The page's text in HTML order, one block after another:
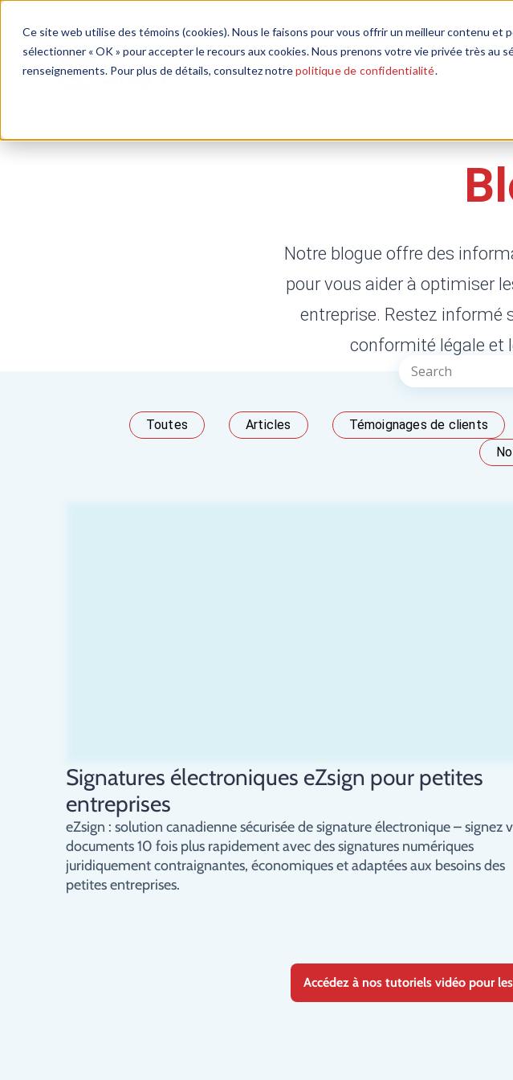
Ce site web utilise des témoins (cookies). Nous le faisons pour vous offrir un meilleur contenu et
sélectionner « OK » pour accepter le recours aux cookies. Nous prenons votre vie privée très au
renseignements. Pour plus de détails, consultez notrepolitique de confidentialité.
Solutions Pourquoi eZsign Centre de confiance
Notre blogue offre des
pour vous aider à optimiser
entreprise. Restez informé
conformité légale et
Toutes Articles Témoignages de clients
Signatures électroniques eZsign pour petites
entreprises
eZsign : solution canadienne sécurisée de signature électronique – signez
documents 10 fois plus rapidement avec des signatures numériques
juridiquement contraignantes, économiques et adaptées aux besoins des
petites entreprises.
Accédez à nos tutoriels vidéo pour